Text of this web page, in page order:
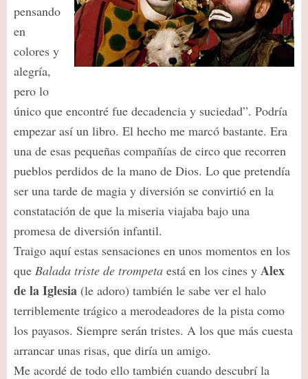
pensando
en
colores y
alegría,
pero lo
único que encontré fue decadencia y suciedad”. Podría
empezar así un libro. El hecho me marcó bastante. Era
una de esas pequeñas compañías de circo que recorren
pueblos perdidos de la mano de Dios. Lo que pretendía
ser una tarde de magia y diversión se convirtió en la
constatación de que la miseria viajaba bajo una
promesa de diversión infantil.
Traigo aquí estas sensaciones en unos momentos en los
que Balada triste de trompeta está en los cines y Alex
de la Iglesia (le adoro) también le sabe ver el halo
terriblemente trágico a merodeadores de la pista como
los payasos. Siempre serán tristes. A los que más cuesta
arrancar unas risas, que diría un amigo.
Me acordé de todo ello también cuando descubrí la